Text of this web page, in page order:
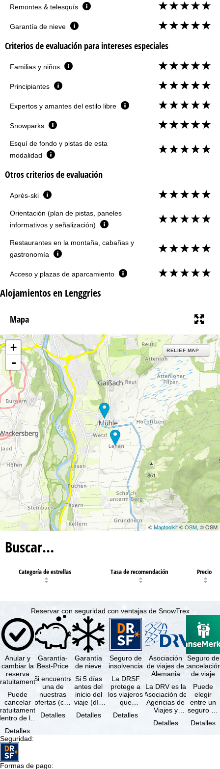
Remontes & telesquís
Garantía de nieve
Criterios de evaluación para intereses especiales
Familias y niños
Principiantes
Expertos y amantes del estilo libre
Snowparks
Esquí de fondo y pistas de esta
modalidad
Otros criterios de evaluación
Après-ski
Orientación (plan de pistas, paneles
informativos y señalización)
Restaurantes en la montaña, cabañas y
gastronomía
Acceso y plazas de aparcamiento
Alojamientos en Lenggries
Mapa
+
-
RELIEF MAP
©Maptoolkit©OSM, © OSM
Buscar…
Categoría de estrellas Tasa de recomendación Precio
Reservar con seguridad con ventajas de SnowTrex
Anular y
cambiar la
reserva
Puede
cancelar
de los
a
reserva, …
Detalles
Garantía-
Best-Price
Si encuentra
una de
nuestras
ofertas (con
prestaciones
Detalles
Garantía
de nieve
Si 5 días
antes del
inicio del
viaje (día
ninguna de
Detalles
Seguro de
insolvencia
La DRSF
protege a
los viajeros
que
viaje
Detalles
Asociación
de viajes de
Alemania
La DRV es la
Asociación de
Agencias de
Viajes y
más grande
Detalles
Seguro de
de viaje
Puede
elegir
entre un
seguro de
de viaje
Detalles
Seguridad:
Formas de pago: